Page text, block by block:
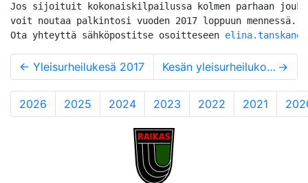
Jos sijoituit kokonaiskilpailussa kolmen parhaan
voit noutaa palkintosi vuoden 2017 loppuun mennessä.
Ota yhteyttä sähköpostitse osoitteseen
← Yleisurheilukesä 2017 Kesän yleisurheilukoulu alkaa 15.5.2018 →
2026 2025 2024 2023 2022 2021